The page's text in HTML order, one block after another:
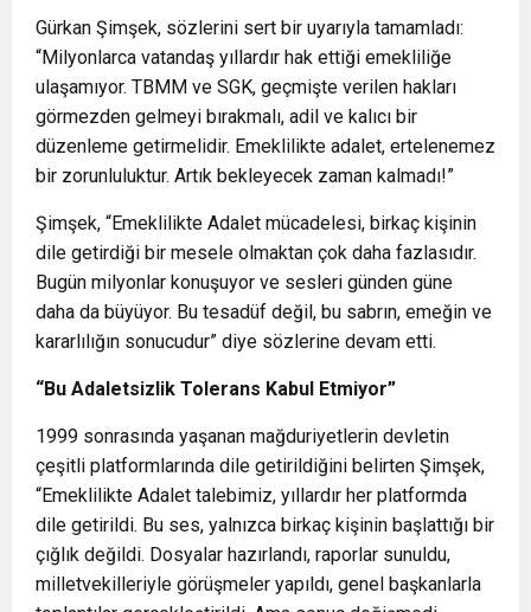
Gürkan Şimşek, sözlerini sert bir uyarıyla tamamladı:
“Milyonlarca vatandaş yıllardır hak ettiği emekliliğe
ulaşamıyor. TBMM ve SGK, geçmişte verilen hakları
görmezden gelmeyi bırakmalı, adil ve kalıcı bir
düzenleme getirmelidir. Emeklilikte adalet, ertelenemez
bir zorunluluktur. Artık bekleyecek zaman kalmadı!”
Şimşek, “Emeklilikte Adalet mücadelesi, birkaç kişinin
dile getirdiği bir mesele olmaktan çok daha fazlasıdır.
Bugün milyonlar konuşuyor ve sesleri günden güne
daha da büyüyor. Bu tesadüf değil, bu sabrın, emeğin ve
kararlılığın sonucudur” diye sözlerine devam etti.
“Bu Adaletsizlik Tolerans Kabul Etmiyor”
1999 sonrasında yaşanan mağduriyetlerin devletin
çeşitli platformlarında dile getirildiğini belirten Şimşek,
“Emeklilikte Adalet talebimiz, yıllardır her platformda
dile getirildi. Bu ses, yalnızca birkaç kişinin başlattığı bir
çığlık değildi. Dosyalar hazırlandı, raporlar sunuldu,
milletvekilleriyle görüşmeler yapıldı, genel başkanlarla